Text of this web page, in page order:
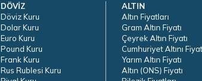
DÖVİZ
Döviz Kuru
Dolar Kuru
Euro Kuru
Pound Kuru
Frank Kuru
Rus Rublesi Kuru
ALTIN
Altın Fiyatları
Gram Altın Fiyatı
Çeyrek Altın Fiyatı
Cumhuriyet Altını
Yarım Altın Fiyatı
Altın (ONS) Fiyatı